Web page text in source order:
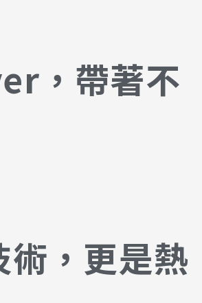
，帶著不
術，更是熱